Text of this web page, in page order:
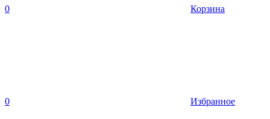
0 Корзина
0 Избранное